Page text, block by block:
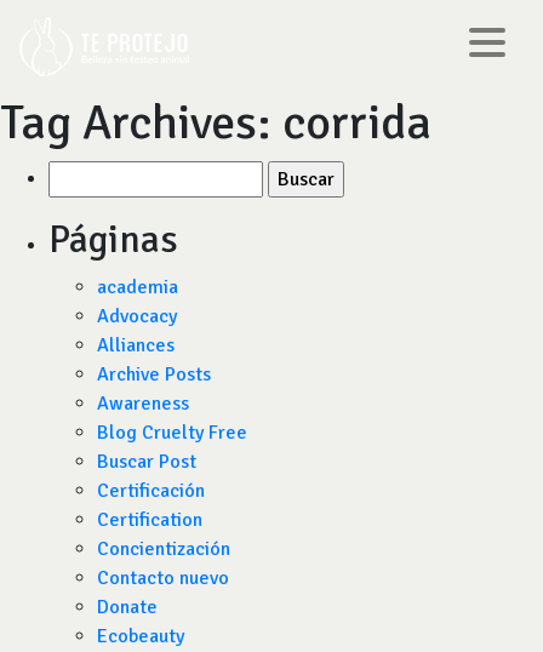
Tag Archives: corrida
por:
Páginas
academia
Advocacy
Alliances
Archive Posts
Awareness
Blog Cruelty Free
Buscar Post
Certificación
Certification
Concientización
Contacto nuevo
Donate
Ecobeauty